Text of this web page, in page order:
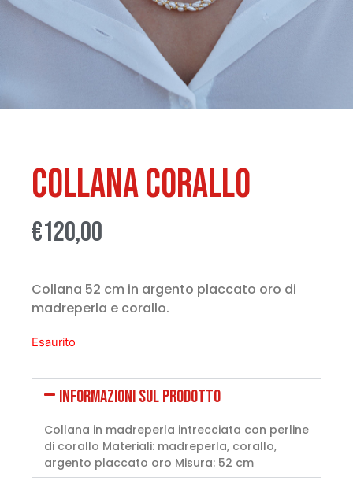
Collana Corallo
€120,00
Collana 52 cm in argento placcato oro di
madreperla e corallo.
Esaurito
INFORMAZIONI SUL PRODOTTO
Collana in madreperla intrecciata con perline
di corallo Materiali: madreperla, corallo,
argento placcato oro Misura: 52 cm